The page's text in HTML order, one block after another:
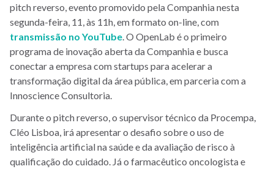
pitch reverso, evento promovido pela Companhia nesta
segunda-feira, 11, às 11h, em formato on-line, com
transmissão no YouTube . O OpenLab é o primeiro
programa de inovação aberta da Companhia e busca
conectar a empresa com startups para acelerar a
transformação digital da área pública, em parceria com a
Innoscience Consultoria.
Durante o pitch reverso, o supervisor técnico da Procempa,
Cléo Lisboa, irá apresentar o desafio sobre o uso de
inteligência artificial na saúde e da avaliação de risco à
qualificação do cuidado. Já o farmacêutico oncologista e